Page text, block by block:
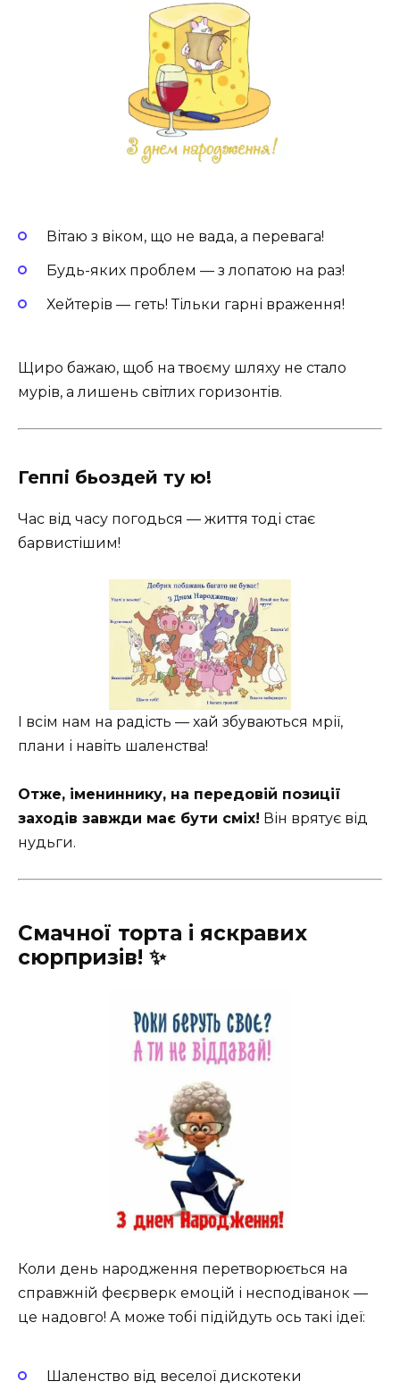
Вітаю з віком, що не вада, а перевага!
Будь-яких проблем — з лопатою на раз!
Хейтерів — геть! Тільки гарні враження!
Щиро бажаю, щоб на твоєму шляху не стало
мурів, а лишень світлих горизонтів.
Геппі бьоздей ту ю!
Час від часу погодься — життя тоді стає
барвистішим!
І всім нам на радість — хай збуваються мрії,
плани і навіть шаленства!
Отже, імениннику, на передовій позиції
заходів завжди має бути сміх! Він врятує від
нудьги.
Смачної торта і яскравих
сюрпризів! ✨
Коли день народження перетворюється на
справжній феєрверк емоцій і несподіванок —
це надовго! А може тобі підійдуть ось такі ідеї:
Шаленство від веселої дискотеки